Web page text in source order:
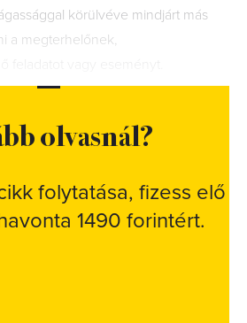
körülvéve mindjárt más
a megterhelőnek,
olvasnál?
folytatása, fizess elő
1490 forintért.